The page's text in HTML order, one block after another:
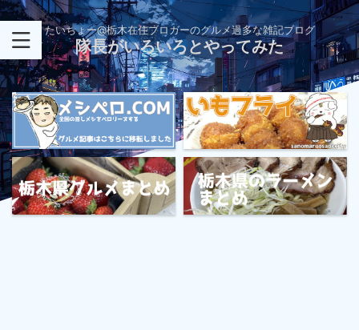
たいちょー@栃木在住ブロガーのグルメ過多な雑記ブログ
隊長がいろいろとやってみた